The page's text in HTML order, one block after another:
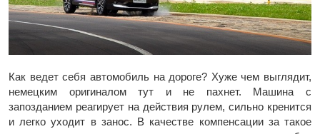
Как ведет себя автомобиль на дороге? Хуже чем выглядит,
немецким оригиналом тут и не пахнет. Машина с
запозданием реагирует на действия рулем, сильно кренится
и легко уходит в занос. В качестве компенсации за такое